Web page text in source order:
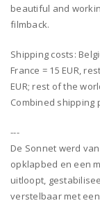
beautiful and
filmback.
Shipping costs:
France = 15 EUR,
EUR; rest of the
Combined shipping
---
De Sonnet werd
opklapbed en een
uitloopt,
verstelbaar met